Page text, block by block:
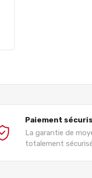
Paiement
La garantie de
totalement